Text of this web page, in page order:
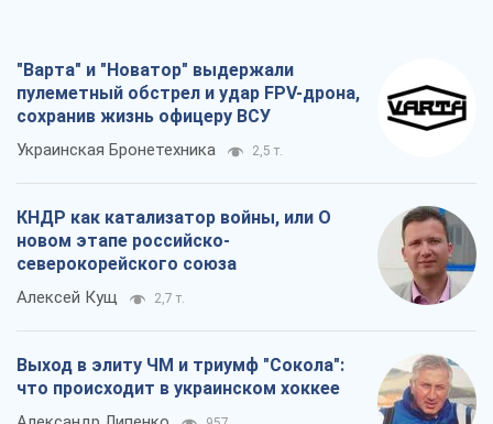
"Варта" и "Новатор" выдержали
пулеметный обстрел и удар FPV-дрона,
сохранив жизнь офицеру ВСУ
Украинская Бронетехника 2,5 т.
КНДР как катализатор войны, или О
новом этапе российско-
северокорейского союза
Алексей Кущ 2,7 т.
Выход в элиту ЧМ и триумф "Сокола":
что происходит в украинском хоккее